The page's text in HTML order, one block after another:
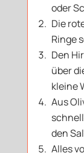
oder
Die
Ringe
Den
über
kleine
Aus
den
Alles